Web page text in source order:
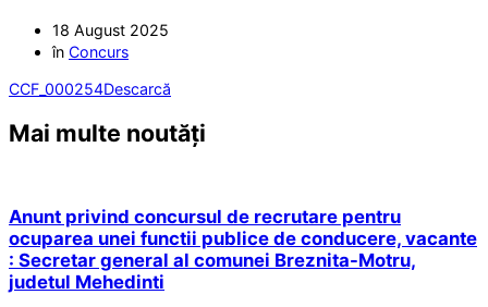
18 August 2025
în Concurs
CCF_000254Descarcă
Mai multe noutăți
Anunt privind concursul de recrutare pentru
ocuparea unei functii publice de conducere, vacante
: Secretar general al comunei Breznita-Motru,
judetul Mehedinti